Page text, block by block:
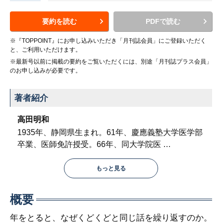
要約を読む PDFで読む
※『TOPPOINT』にお申し込みいただき「月刊誌会員」にご登録いただく
と、ご利用いただけます。
※最新号以前に掲載の要約をご覧いただくには、別途「月刊誌プラス会員」
のお申し込みが必要です。
著者紹介
高田明和
1935年、静岡県生まれ。61年、慶應義塾大学医学部
卒業、医師免許授受。66年、同大学院医 …
もっと見る
概要
年をとると、なぜくどくどと同じ話を繰り返すのか。